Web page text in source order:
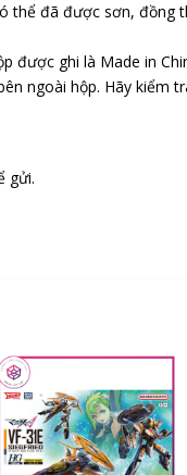
đã được sơn,
được ghi là Made in
ngoài hộp. Hãy kiểm
gửi.